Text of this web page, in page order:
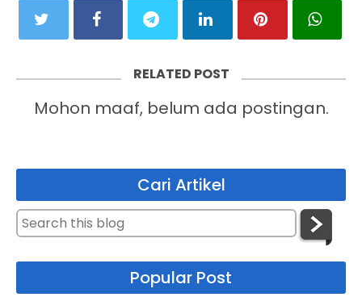
RELATED POST
Mohon maaf, belum ada postingan.
Cari Artikel
Popular Post